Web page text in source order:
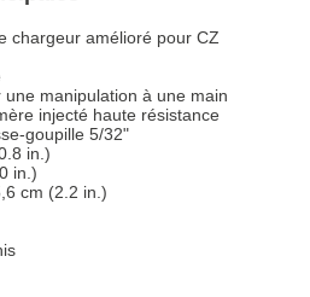
chargeur amélioré pour CZ
manipulation à une main
injecté haute résistance
goupille 5/32"
in.)
in.)
cm (2.2 in.)